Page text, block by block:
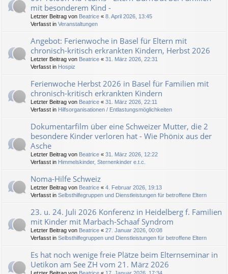
mit besonderem Kind -
Letzter Beitrag von Beatrice « 8. April 2026, 13:45
Verfasst in Veranstaltungen
Angebot: Ferienwoche in Basel für Eltern mit
chronisch-kritisch erkrankten Kindern, Herbst 2026
Letzter Beitrag von Beatrice « 31. März 2026, 22:31
Verfasst in Hospiz
Ferienwoche Herbst 2026 in Basel für Familien mit
chronisch-kritisch erkrankten Kindern
Letzter Beitrag von Beatrice « 31. März 2026, 22:11
Verfasst in Hilfsorganisationen / Entlastungsmöglichkeiten
Dokumentarfilm über eine Schweizer Mutter, die 2
besondere Kinder verloren hat - Wie Phönix aus der
Asche
Letzter Beitrag von Beatrice « 31. März 2026, 12:22
Verfasst in Himmelskinder, Sternenkinder e.t.c.
Noma-Hilfe Schweiz
Letzter Beitrag von Beatrice « 4. Februar 2026, 19:13
Verfasst in Selbsthilfegruppen und Dienstleistungen für betroffene Eltern
23. u. 24. Juli 2026 Konferenz in Heidelberg f. Familien
mit Kinder mit Marbach-Schaaf Syndrom
Letzter Beitrag von Beatrice « 27. Januar 2026, 00:08
Verfasst in Selbsthilfegruppen und Dienstleistungen für betroffene Eltern
Es hat noch wenige freie Plätze beim Elternseminar in
Uetikon am See ZH vom 21. März 2026